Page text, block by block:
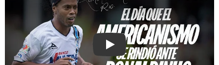
Play